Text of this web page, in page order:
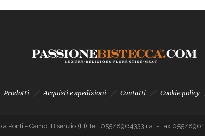
Prodotti Acquisti e spedizioni Contatti Cookie policy
a Ponti - Campi Bisenzio (FI) Tel. 055/8964333 r.a. - Fax 055/